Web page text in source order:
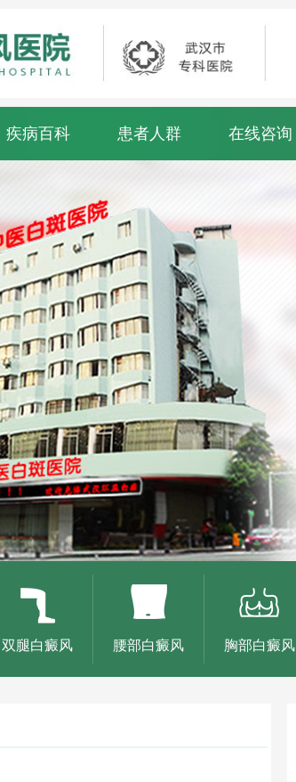
疾病百科 患者人群 在线咨询
双腿白癜风 腰部白癜风 胸部白癜风